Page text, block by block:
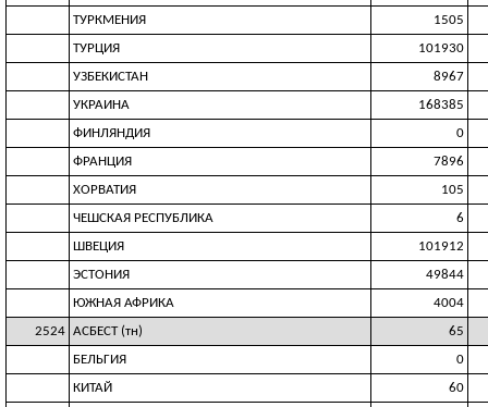
ТУРКМЕНИЯ
1505
ТУРЦИЯ
101930
УЗБЕКИСТАН
8967
УКРАИНА
168385
ФИНЛЯНДИЯ
0
ФРАНЦИЯ
7896
ХОРВАТИЯ
105
ЧЕШСКАЯ РЕСПУБЛИКА
6
ШВЕЦИЯ
101912
ЭСТОНИЯ
49844
ЮЖНАЯ АФРИКА
4004
2524 АСБЕСТ (тн)
65
БЕЛЬГИЯ
0
КИТАЙ
60